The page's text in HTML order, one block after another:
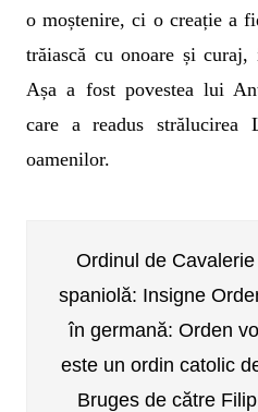
o moștenire, ci o creație a
trăiască cu onoare și
Așa a fost povestea lui
care a readus
oamenilor.
Ordinul de
spaniolă: Insigne
în germană: Orden
este un ordin catolic
Bruges de către